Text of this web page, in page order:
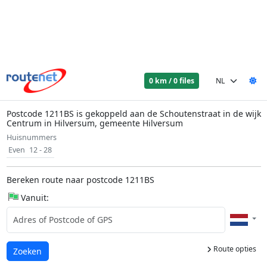
0 km / 0 files
Postcode 1211BS is gekoppeld aan de Schoutenstraat in de wijk
Centrum in Hilversum, gemeente Hilversum
Huisnummers
Even 12 - 28
Bereken route naar postcode 1211BS
Vanuit:
Route opties
Laden...
Zoeken